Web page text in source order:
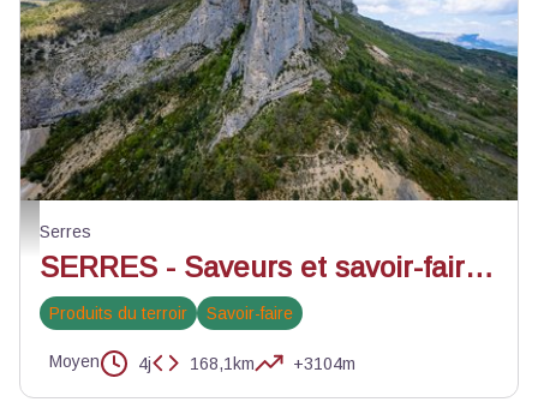
Le Quiquillon d'Orpierre - ©YPOV Agency
Serres
SERRES - Saveurs et savoir-faire du Sisteronais-Buëch à vélo en 4 jours
Produits du terroir Savoir-faire
Moyen 4j 168,1km +3104m